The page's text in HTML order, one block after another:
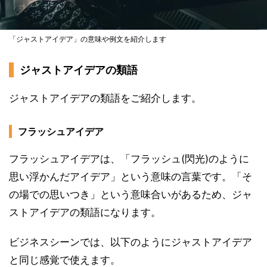
「ジャストアイデア」の意味や例文を紹介します
ジャストアイデアの類語
ジャストアイデアの類語をご紹介します。
フラッシュアイデア
フラッシュアイデアは、「フラッシュ(閃光)のように
思い浮かんだアイデア」という意味の言葉です。「そ
の場での思いつき」という意味合いがあるため、ジャ
ストアイデアの類語になります。
ビジネスシーンでは、以下のようにジャストアイデア
と同じ感覚で使えます。